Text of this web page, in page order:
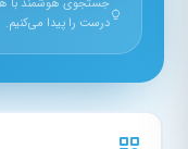
جستجوی هوشمند با
درست را پیدا می‌کنیم.